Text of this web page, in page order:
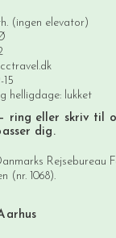
(ingen elevator)
helligdage: lukket
– ring eller skriv til
dig.
Rejsebureau
(nr. 1068).